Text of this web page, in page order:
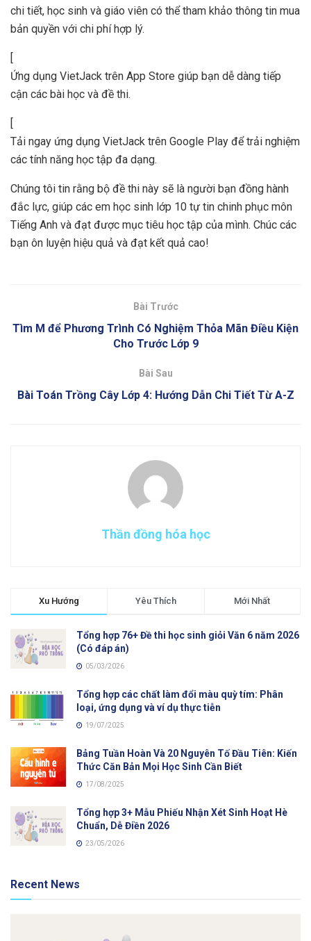
chi tiết, học sinh và giáo viên có thể tham khảo thông tin mua
bản quyền với chi phí hợp lý.
[
Ứng dụng VietJack trên App Store giúp bạn dễ dàng tiếp
cận các bài học và đề thi.
[
Tải ngay ứng dụng VietJack trên Google Play để trải nghiệm
các tính năng học tập đa dạng.
Chúng tôi tin rằng bộ đề thi này sẽ là người bạn đồng hành
đắc lực, giúp các em học sinh lớp 10 tự tin chinh phục môn
Tiếng Anh và đạt được mục tiêu học tập của mình. Chúc các
bạn ôn luyện hiệu quả và đạt kết quả cao!
Bài Trước
Tìm M để Phương Trình Có Nghiệm Thỏa Mãn Điều Kiện
Cho Trước Lớp 9
Bài Sau
Bài Toán Trồng Cây Lớp 4: Hướng Dẫn Chi Tiết Từ A-Z
Thần đồng hóa học
Xu Hướng Yêu Thích Mới Nhất
Tổng hợp 76+ Đề thi học sinh giỏi Văn 6 năm 2026
(Có đáp án)
05/03/2026
Tổng hợp các chất làm đổi màu quỳ tím: Phân
loại, ứng dụng và ví dụ thực tiễn
19/07/2025
Bảng Tuần Hoàn Và 20 Nguyên Tố Đầu Tiên: Kiến
Thức Căn Bản Mọi Học Sinh Cần Biết
17/08/2025
Tổng hợp 3+ Mẫu Phiếu Nhận Xét Sinh Hoạt Hè
Chuẩn, Dễ Điền 2026
23/05/2026
Recent News